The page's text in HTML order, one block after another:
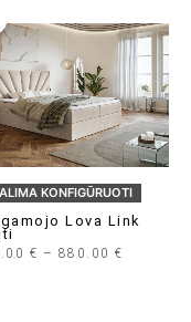
KONFIGŪRUOTI
Lova Link
€ – 880.00€